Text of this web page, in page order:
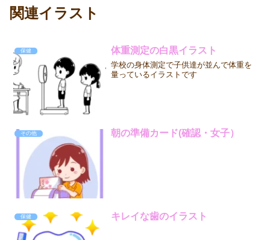
関連イラスト
保健 体重測定の白黒イラスト
学校の身体測定で子供達が並んで体重を
量っているイラストです
その他 朝の準備カード(確認・女子）
保健 キレイな歯のイラスト